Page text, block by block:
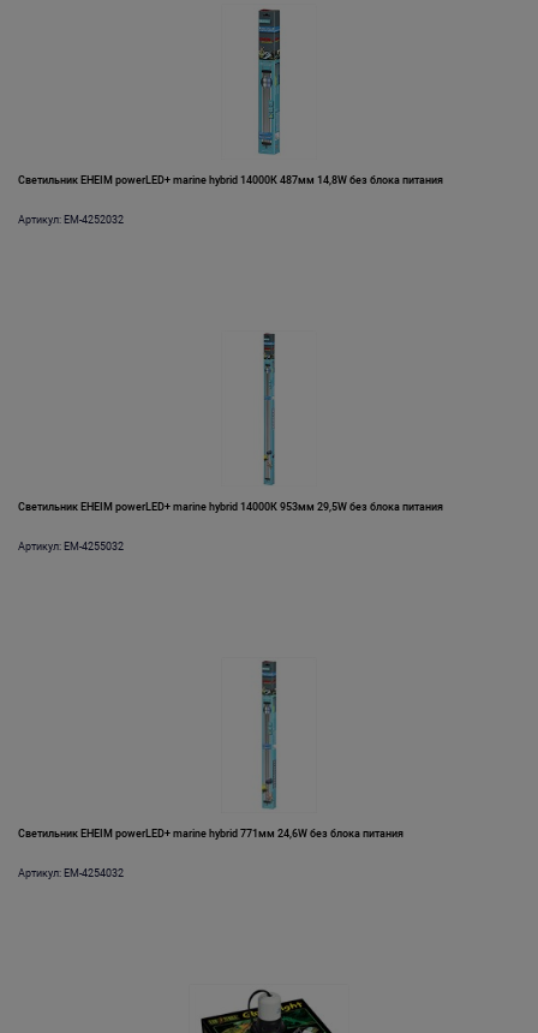
Светильник EHEIM powerLED+ marine hybrid 14000К 487мм 14,8W без блока питания
Артикул: EM-4252032
Светильник EHEIM powerLED+ marine hybrid 14000К 953мм 29,5W без блока питания
Артикул: EM-4255032
Светильник EHEIM powerLED+ marine hybrid 771мм 24,6W без блока питания
Артикул: EM-4254032